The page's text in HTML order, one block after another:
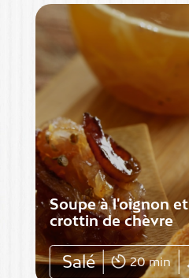
Soupe à l'oignon et
crottin de chèvre
Salé 20 min